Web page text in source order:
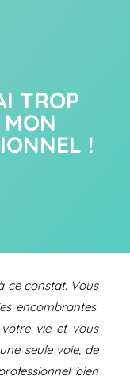
TROP
!
ce constat. Vous
encombrantes.
vie et vous
seule voie, de
bien